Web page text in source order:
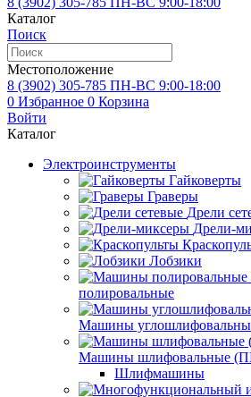
Каталог
Поиск
Местоположение
8 (3902) 305-785 ПН-ВС 9:00-18:00
0 Избранное 0 Корзина
Войти
Каталог
Электроинструменты
Гайковерты
Граверы
Дрели
Дрели-
Лобзики
полировальные
Машины
Машины шлифовальные
Шлифмашины